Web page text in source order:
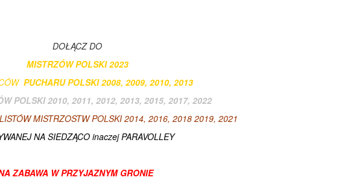
DOŁĄCZ DO
MISTRZÓW POLSKI 2023
PUCHARU POLSKI 2008, 2009, 2010, 2013
POLSKI 2010, 2011, 2012, 2013, 2015, 2017, 2022
MISTRZOSTW POLSKI 2014, 2016, 2018 2019, 2021
NA SIEDZĄCO inaczej PARAVOLLEY
ZABAWA W PRZYJAZNYM GRONIE